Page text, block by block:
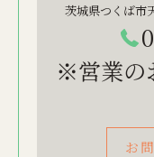
茨城県つくば市
※営業の
お